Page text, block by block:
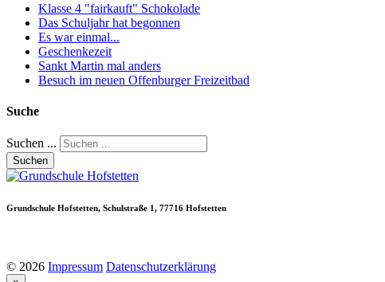
Klasse 4 "fairkauft" Schokolade
Das Schuljahr hat begonnen
Es war einmal...
Geschenkezeit
Sankt Martin mal anders
Besuch im neuen Offenburger Freizeitbad
Suche
Suchen ...
Suchen
Grundschule Hofstetten, Schulstraße 1, 77716 Hofstetten
© 2026 Impressum Datenschutzerklärung